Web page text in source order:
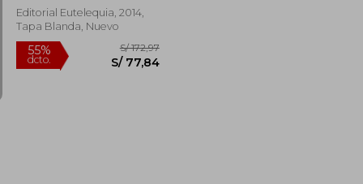
Editorial Eutelequia, 2014,
Tapa Blanda, Nuevo